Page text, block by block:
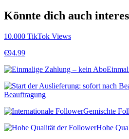
Könnte dich auch
10.000 TikTok Views
€94.99
Beauftragung
Gemischte
Hohe